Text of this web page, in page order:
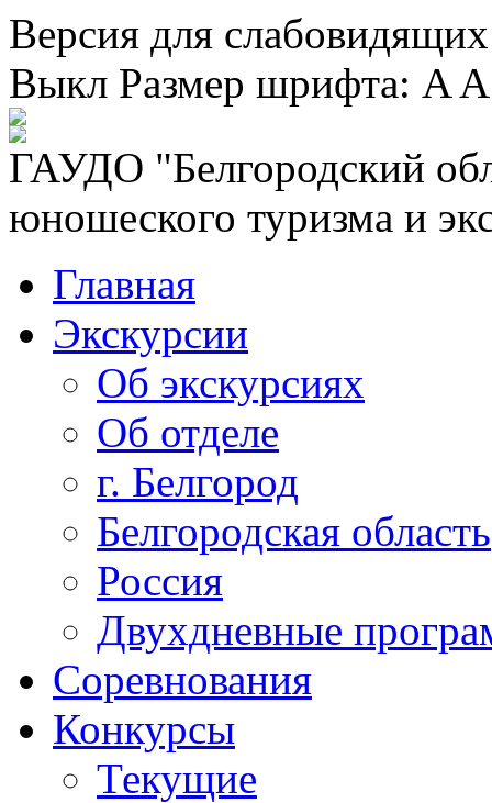
Версия для
Выкл Размер шрифта: A A
ГАУДО "Белгородский
юношеского туризма и
Главная
Экскурсии
Об экскурсиях
Об отделе
г. Белгород
Белгородская область
Россия
Двухдневные
Соревнования
Конкурсы
Текущие